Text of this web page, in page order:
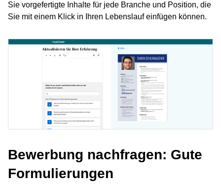
Sie vorgefertigte Inhalte für jede Branche und Position, die
Sie mit einem Klick in Ihren Lebenslauf einfügen können.
Bewerbung nachfragen: Gute
Formulierungen